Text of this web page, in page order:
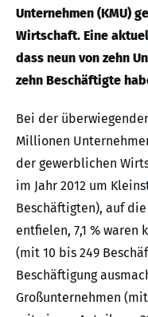
Unternehmen (KMU)
Wirtschaft. Eine
dass neun von zehn
zehn Beschäftigte
Bei der
Millionen
der gewerblichen
im Jahr 2012 um
Beschäftigten), auf
entfielen, 7,1 %
(mit 10 bis 249
Beschäftigung
Großunternehmen